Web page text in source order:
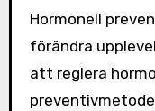
Hormonell
förändra
att reglera